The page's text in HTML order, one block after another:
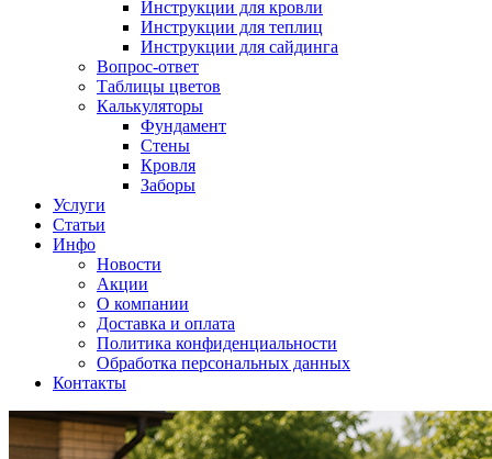
Инструкции для кровли
Инструкции для теплиц
Инструкции для сайдинга
Вопрос-ответ
Таблицы цветов
Калькуляторы
Фундамент
Стены
Кровля
Заборы
Услуги
Статьи
Инфо
Новости
Акции
О компании
Доставка и оплата
Политика конфиденциальности
Обработка персональных данных
Контакты